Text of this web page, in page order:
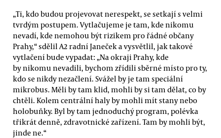
„Ti, kdo budou projevovat nerespekt, se setkají s velmi
tvrdým postupem. Vytlačujeme je tam, kde nikomu
nevadí, kde nemohou být rizikem pro řádné občany
Prahy,“ sdělil A2 radní Janeček a vysvětlil, jak takové
vytlačení bude vypadat: „Na okraji Prahy, kde
by nikomu nevadili, bychom zřídili sběrné místo pro ty,
kdo se nikdy nezačlení. Svážel by je tam speciální
mikrobus. Měli by tam klid, mohli by si tam dělat, co by
chtěli. Kolem centrální haly by mohli mít stany nebo
holobuňky. Byl by tam jednoduchý program, polévka
třikrát denně, zdravotnické zařízení. Tam by mohli být,
jinde ne.“